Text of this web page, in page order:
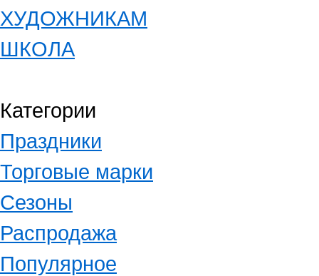
ХУДОЖНИКАМ
ШКОЛА
Категории
Праздники
Торговые марки
Сезоны
Распродажа
Популярное